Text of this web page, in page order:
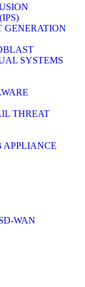
GENERATION
SYSTEMS
THREAT
APPLIANCE
WAN